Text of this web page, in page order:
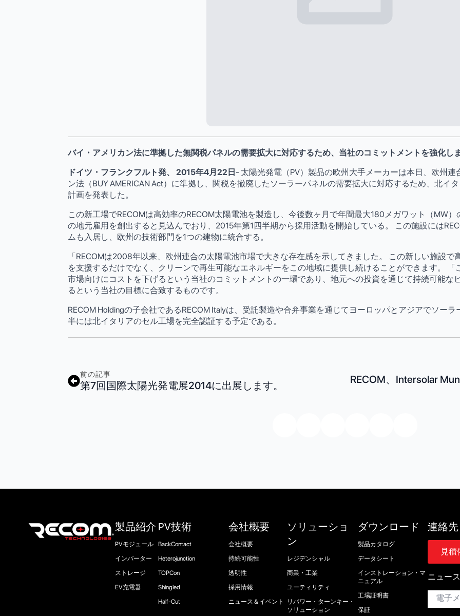
バイ・アメリカン法に準拠した無関税パネルの需要拡大に対応するため、当社のコミットメントを強化し
ドイツ・フランクフルト発、
2015年4月22日- 太陽光発電（PV）製品の欧州大手メーカーは本日、欧州
ン法（BUY AMERICAN Act）に準拠し、関税を撤廃したソーラーパネルの需要拡大に対応するため、北イ
計画を発表した。
この新工場でRECOMは高効率のRECOM太陽電池を製造し、今後数ヶ月で年間最大180メガワット（MW
の地元雇用を創出すると見込んでおり、2015年第1四半期から採用活動を開始している。 この施設には
ムも入居し、欧州の技術部門を1つの建物に統合する。
「RECOMは2008年以来、欧州連合の太陽電池市場で大きな存在感を示してきました。 この新しい施設
を支援するだけでなく、クリーンで再生可能なエネルギーをこの地域に提供し続けることができます。
市場向けにコストを下げるという当社のコミットメントの一環であり、地元への投資を通じて持続可能な
るという当社の目標に合致するものです。
RECOM Holdingの子会社であるRECOM Italyは、受託製造や合弁事業を通じてヨーロッパとアジアでソー
半には北イタリアのセル工場を完全認証する予定である。
前の記事
第7回国際太陽光発電展2014に出展します。 RECOM、Intersolar
製品紹介
PVモジュール
インバーター
ストレージ
EV充電器
PV技術
BackContact
Heterojunction
TOPCon
Shingled
Half-Cut
会社概要
会社概要
持続可能性
透明性
採用情報
ニュース＆イベント
ソリューショ
ン
レジデンシャル
商業・工業
ユーティリティ
リパワー・ターンキー・
ソリューション
ダウンロード
製品カタログ
データシート
インストレーション・マ
ニュアル
工場証明書
保証
連絡先
見積
ニュー
E
ー